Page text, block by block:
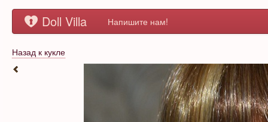
Doll Villa Напишите нам!
Назад к кукле